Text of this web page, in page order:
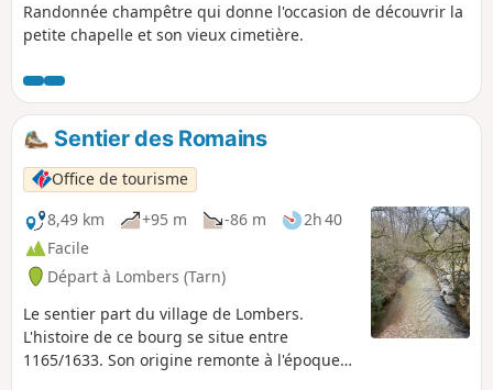
Randonnée champêtre qui donne l'occasion de découvrir la
petite chapelle et son vieux cimetière.
Sentier des Romains
Office de tourisme
8,49 km
+95 m -86 m
2h 40
Facile
Départ à Lombers (Tarn)
Le sentier part du village de Lombers.
L'histoire de ce bourg se situe entre
1165/1633. Son origine remonte à l'époque